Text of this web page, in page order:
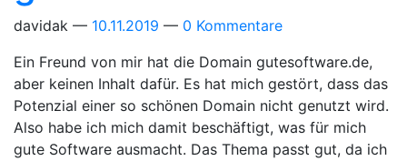
davidak 10.11.2019
0 Kommentare
Ein Freund von mir hat die Domain gutesoftware.de,
aber keinen Inhalt dafür. Es hat mich gestört, dass das
Potenzial einer so schönen Domain nicht genutzt wird.
Also habe ich mich damit beschäftigt, was für mich
gute Software ausmacht. Das Thema passt gut, da ich